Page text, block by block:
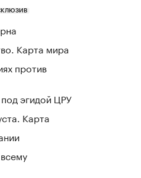
Карта мира
против
эгидой ЦРУ
Карта